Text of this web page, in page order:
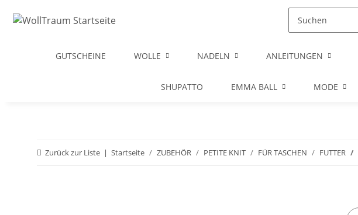
GUTSCHEINE WOLLE NADELN ANLEITUNGEN
SHUPATTO EMMA BALL MODE
Zurück zur Liste Startseite ZUBEHÖR PETITE KNIT FÜR TASCHEN FUTTER